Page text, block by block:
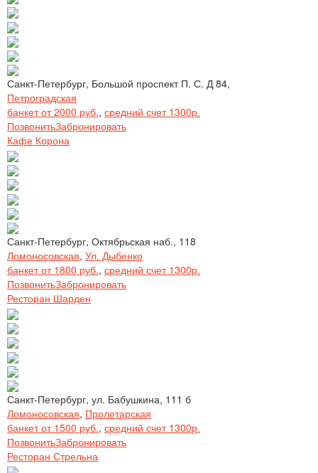
Санкт-Петербург, Большой проспект П. С. Д 84,
Петроградская
банкет от 2000 руб., средний счет 1300р.
ПозвонитьЗабронировать
Кафе Корона
Санкт-Петербург, Октябрьская наб., 118
Ломоносовская, Ул. Дыбенко
банкет от 1800 руб., средний счет 1300р.
ПозвонитьЗабронировать
Ресторан Шарден
Санкт-Петербург, ул. Бабушкина, 111 б
Ломоносовская, Пролетарская
банкет от 1500 руб., средний счет 1300р.
ПозвонитьЗабронировать
Ресторан Стрельна